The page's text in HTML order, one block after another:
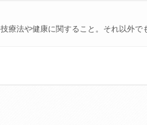
療法や健康に関すること。それ以外